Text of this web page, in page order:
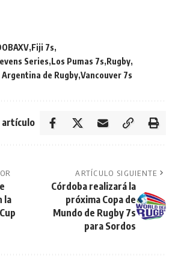
Fiji 7s
Series Los Pumas 7s Rugby
Argentina de Rugby Vancouver 7s
artículo
la
ARTÍCULO SIGUIENTE
Córdoba realizará la
próxima Copa de
Mundo de Rugby 7s
para Sordos